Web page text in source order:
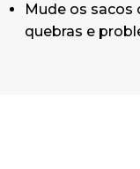
Mude os sacos
quebras e